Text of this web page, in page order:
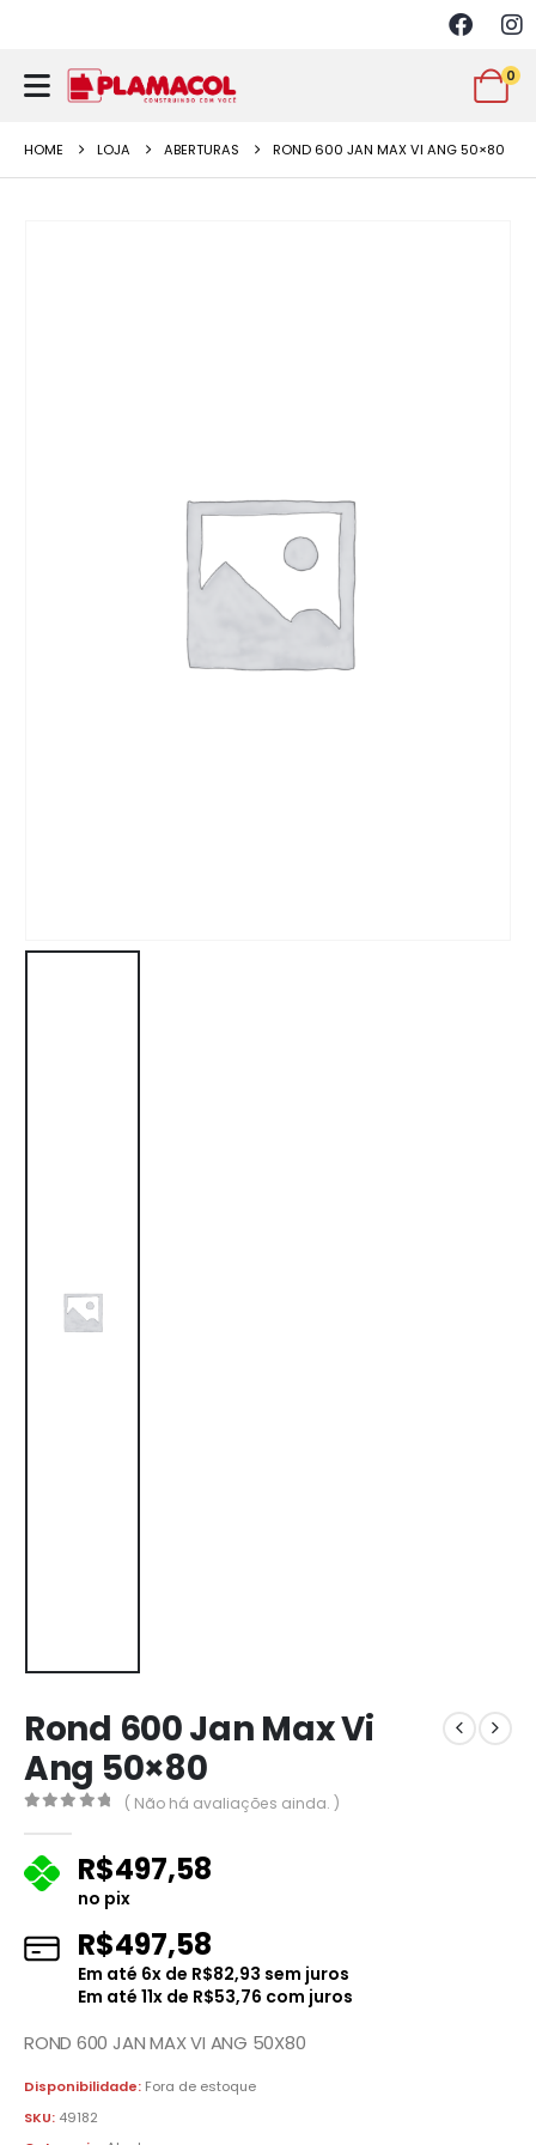
0
HOME LOJA ABERTURAS ROND 600 JAN MAX VI ANG 50×80
Rond 600 Jan Max Vi
Ang 50×80
( Não há avaliações ainda. )
R$497,58
no pix
R$497,58
Em até 6x de R$82,93 sem juros
Em até 11x de R$53,76 com juros
ROND 600 JAN MAX VI ANG 50X80
Disponibilidade: Fora de estoque
SKU: 49182